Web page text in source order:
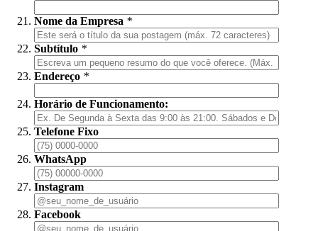
Nome da Empresa *
Subtítulo *
Endereço *
Horário de Funcionamento:
Telefone Fixo
WhatsApp
Instagram
Facebook